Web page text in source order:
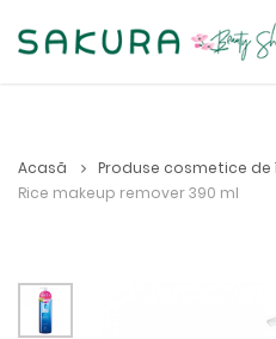
Acasă
Produse cosmetice de
Rice makeup remover 390 ml